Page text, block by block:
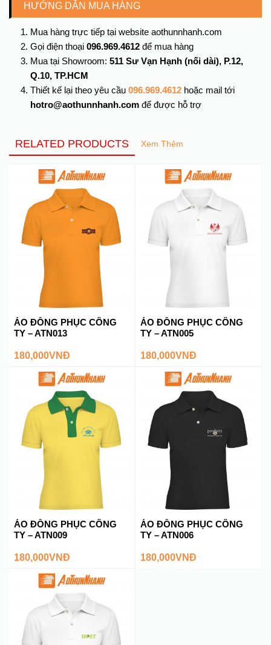
HƯỚNG DẪN MUA HÀNG
Mua hàng trực tiếp tại website aothunnhanh.com
Gọi điện thoại 096.969.4612 để mua hàng
Mua tại Showroom: 511 Sư Vạn Hạnh (nối dài), P.12,
Q.10, TP.HCM
Thiết kế lại theo yêu cầu 096.969.4612 hoặc mail tới
hotro@aothunnhanh.com để được hỗ trợ
RELATED PRODUCTS Xem Thêm
ÁO ĐỒNG PHỤC CÔNG
TY – ATN013
180,000VNĐ
ÁO ĐỒNG PHỤC CÔNG
TY – ATN005
180,000VNĐ
ÁO ĐỒNG PHỤC CÔNG
TY – ATN009
180,000VNĐ
ÁO ĐỒNG PHỤC CÔNG
TY – ATN006
180,000VNĐ